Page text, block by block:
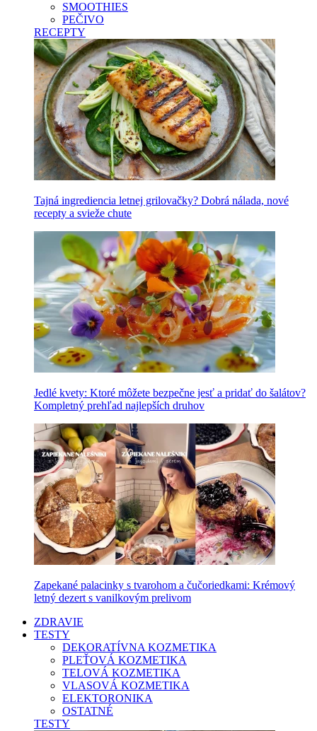
SMOOTHIES
PEČIVO
RECEPTY
Tajná ingrediencia letnej grilovačky? Dobrá nálada, nové
recepty a svieže chute
Jedlé kvety: Ktoré môžete bezpečne jesť a pridať do šalátov?
Kompletný prehľad najlepších druhov
Zapekané palacinky s tvarohom a čučoriedkami: Krémový
letný dezert s vanilkovým prelivom
ZDRAVIE
TESTY
DEKORATÍVNA KOZMETIKA
PLEŤOVÁ KOZMETIKA
TELOVÁ KOZMETIKA
VLASOVÁ KOZMETIKA
ELEKTORONIKA
OSTATNÉ
TESTY